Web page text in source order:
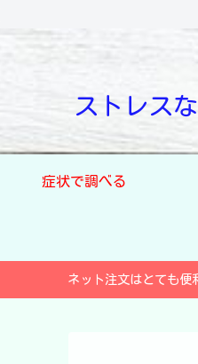
ストレス
症状で調べる
ネット注文はとても